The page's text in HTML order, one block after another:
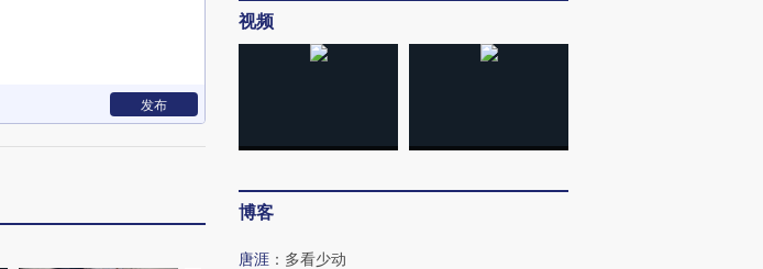
发布
视频
博客
唐涯 ： 多看少动